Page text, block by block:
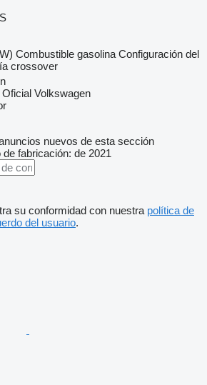
Combustible gasolina Configuración del
crossover
Volkswagen
nuevos de esta sección
de fabricación: de 2021
su conformidad con nuestra política de
del usuario.